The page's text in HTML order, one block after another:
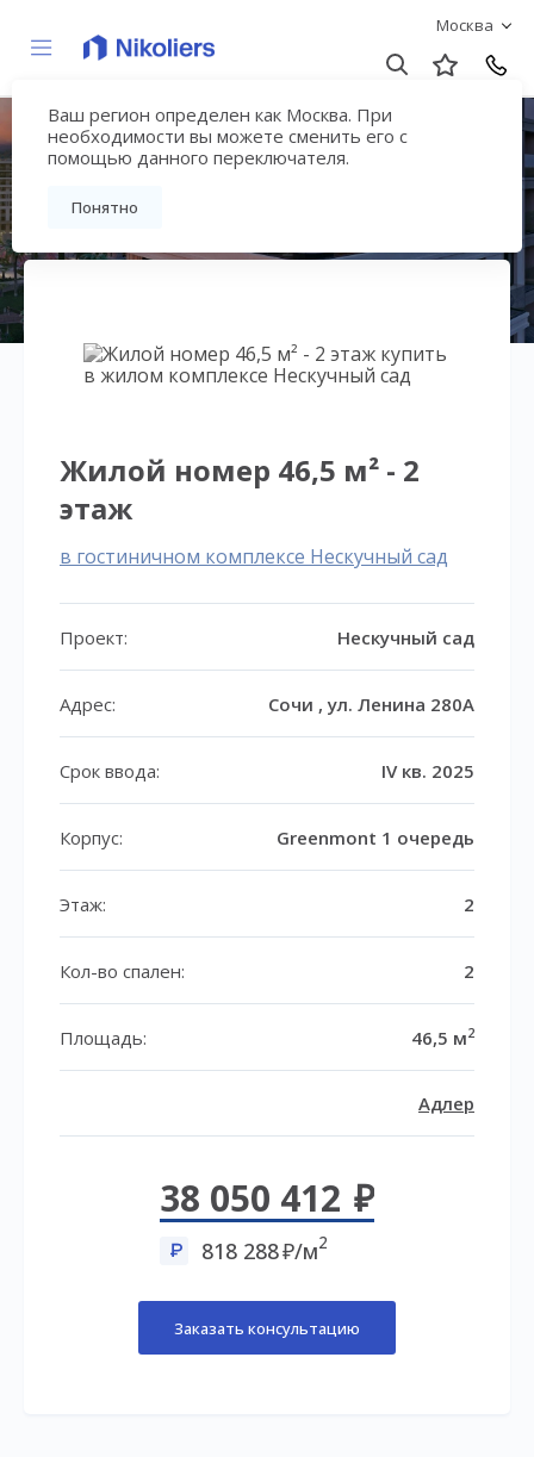
Москва
Ваш регион определен как Москва. При
необходимости вы можете сменить его с
помощью данного переключателя.
Понятно
Нескучный сад
Вернуться на страницу гостиничного
Жилой номер 46,5 м² - 2
этаж
в гостиничном комплексе Нескучный сад
Проект: Нескучный сад
Адрес: Сочи , ул. Ленина 280А
Срок ввода: IV кв. 2025
Корпус: Greenmont 1 очередь
Этаж: 2
Кол-во спален: 2
Площадь: 46,5 м2
Адлер
38 050 412
818 288 /м2
Заказать консультацию